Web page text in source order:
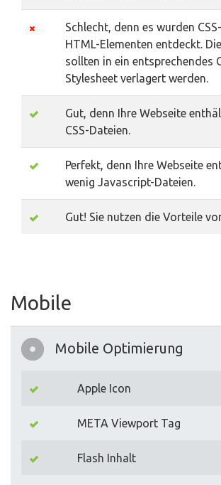
Schlecht, denn es wurden
HTML-Elementen entdeckt.
sollten in ein entsprechendes
Stylesheet verlagert werden.
Gut, denn Ihre Webseite
CSS-Dateien.
Perfekt, denn Ihre Webseite
wenig Javascript-Dateien.
Gut! Sie nutzen die Vorteile
Mobile
Mobile Optimierung
Apple Icon
META Viewport Tag
Flash Inhalt